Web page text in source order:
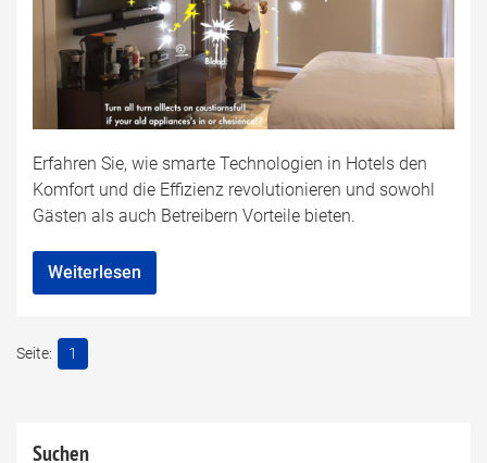
Erfahren Sie, wie smarte Technologien in Hotels den
Komfort und die Effizienz revolutionieren und sowohl
Gästen als auch Betreibern Vorteile bieten.
Weiterlesen
1
Suchen